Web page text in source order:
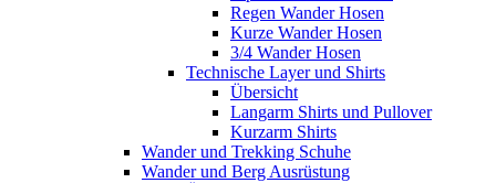
Regen Wander Hosen
Kurze Wander Hosen
3/4 Wander Hosen
Technische Layer und Shirts
Übersicht
Langarm Shirts und Pullover
Kurzarm Shirts
Wander und Trekking Schuhe
Wander und Berg Ausrüstung